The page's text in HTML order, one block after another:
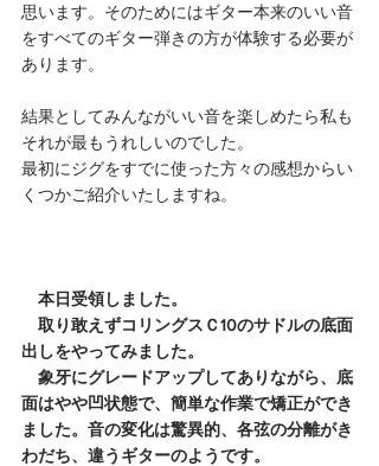
思います。そのためにはギター本来のいい音
をすべてのギター弾きの方が体験する必要が
あります。
結果としてみんながいい音を楽しめたら私も
それが最もうれしいのでした。
最初にジグをすでに使った方々の感想からい
くつかご紹介いたしますね。
本日受領しました。
取り敢えずコリングスＣ10のサドルの底面
出しをやってみました。
象牙にグレードアップしてありながら、底
面はやや凹状態で、簡単な作業で矯正ができ
ました。音の変化は驚異的、各弦の分離がき
わだち、違うギターのようです。